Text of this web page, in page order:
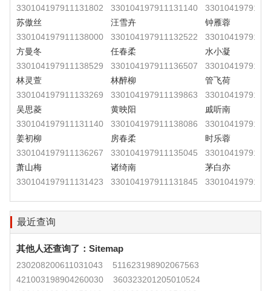
330104197911131802
330104197911131140
苏傲丝
330104197911138000
汪雪卉
330104197911132522
钟雁蓉
方曼冬
330104197911138529
任春柔
330104197911136507
水小凝
林灵萱
330104197911133269
林醉柳
330104197911139863
管飞荷
吴思菱
330104197911131140
黄映阳
330104197911138086
戚听南
姜初柳
330104197911136267
房春柔
330104197911135045
时乐蓉
萧山梅
330104197911131423
诸绮南
330104197911131845
茅白亦
最近查询
其他人还查询了： Sitemap
230208200611031043
511623198902067563
421003198904260030
360323201205010524